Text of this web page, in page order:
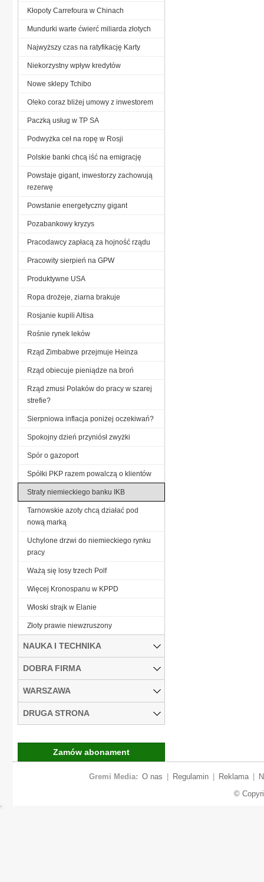
Kłopoty Carrefoura w Chinach
Mundurki warte ćwierć miliarda złotych
Najwyższy czas na ratyfikację Karty
Niekorzystny wpływ kredytów
Nowe sklepy Tchibo
O!eko coraz bliżej umowy z inwestorem
Paczką usług w TP SA
Podwyżka ceł na ropę w Rosji
Polskie banki chcą iść na emigrację
Powstaje gigant, inwestorzy zachowują
rezerwę
Powstanie energetyczny gigant
Pozabankowy kryzys
Pracodawcy zapłacą za hojność rządu
Pracowity sierpień na GPW
Produktywne USA
Ropa drożeje, ziarna brakuje
Rosjanie kupili Altisa
Rośnie rynek leków
Rząd Zimbabwe przejmuje Heinza
Rząd obiecuje pieniądze na broń
Rząd zmusi Polaków do pracy w szarej
strefie?
Sierpniowa inflacja poniżej oczekiwań?
Spokojny dzień przyniósł zwyżki
Spór o gazoport
Spółki PKP razem powalczą o klientów
Straty niemieckiego banku IKB
Tarnowskie azoty chcą działać pod
nową marką
Uchylone drzwi do niemieckiego rynku
pracy
Ważą się losy trzech Polf
Więcej Kronospanu w KPPD
Włoski strajk w Elanie
Złoty prawie niewzruszony
NAUKA I TECHNIKA
DOBRA FIRMA
WARSZAWA
DRUGA STRONA
Zamów abonament
Gremi Media: O nas Regulamin Reklama
©